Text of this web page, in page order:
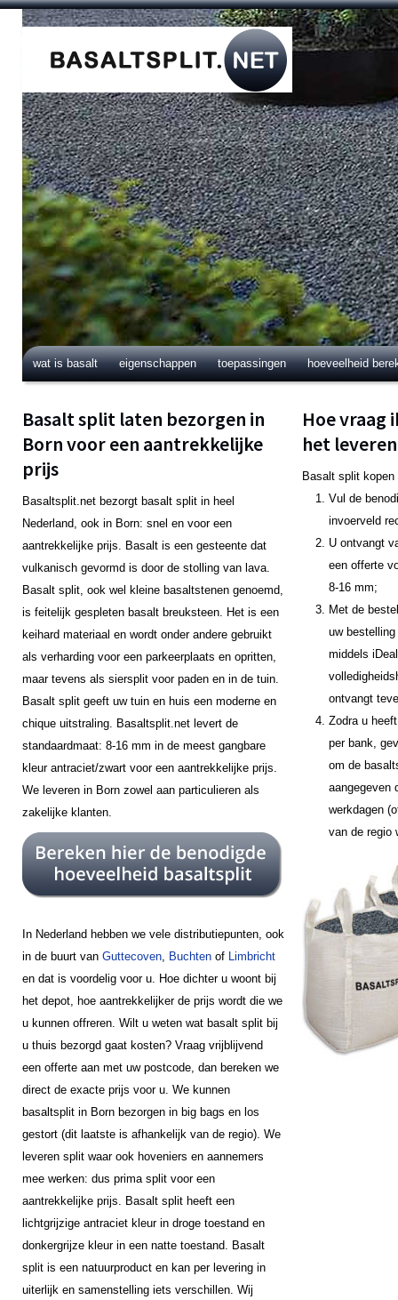
wat is basalt eigenschappen toepassingen hoeveelheid
Basalt split laten bezorgen in
Born voor een aantrekkelijke
prijs
Basaltsplit.net bezorgt basalt split in heel
Nederland, ook in Born: snel en voor een
aantrekkelijke prijs. Basalt is een gesteente dat
vulkanisch gevormd is door de stolling van lava.
Basalt split, ook wel kleine basaltstenen genoemd,
is feitelijk gespleten basalt breuksteen. Het is een
keihard materiaal en wordt onder andere gebruikt
als verharding voor een parkeerplaats en opritten,
maar tevens als siersplit voor paden en in de tuin.
Basalt split geeft uw tuin en huis een moderne en
chique uitstraling. Basaltsplit.net levert de
standaardmaat: 8-16 mm in de meest gangbare
kleur antraciet/zwart voor een aantrekkelijke prijs.
We leveren in Born zowel aan particulieren als
zakelijke klanten.
In Nederland hebben we vele distributiepunten, ook
in de buurt van Guttecoven, Buchten of Limbricht
en dat is voordelig voor u. Hoe dichter u woont bij
het depot, hoe aantrekkelijker de prijs wordt die we
u kunnen offreren. Wilt u weten wat basalt split bij
u thuis bezorgd gaat kosten? Vraag vrijblijvend
een offerte aan met uw postcode, dan bereken we
direct de exacte prijs voor u. We kunnen
basaltsplit in Born bezorgen in big bags en los
gestort (dit laatste is afhankelijk van de regio). We
leveren split waar ook hoveniers en aannemers
mee werken: dus prima split voor een
aantrekkelijke prijs. Basalt split heeft een
lichtgrijzige antraciet kleur in droge toestand en
donkergrijze kleur in een natte toestand. Basalt
split is een natuurproduct en kan per levering in
uiterlijk en samenstelling iets verschillen. Wij
Hoe vraag
het
Basalt split
Vul de
invoerveld
U ontvangt
een offerte
8-16 mm;
Met de
uw
middels
ontvangt
Zodra u
per bank,
om de
aangegeven
werkdagen
van de regio